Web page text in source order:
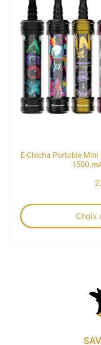
E-Chicha Portable
1500
Choix